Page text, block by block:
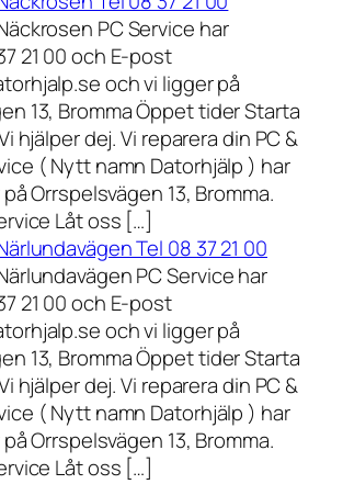
PC Service har
21 00 och E-post
och vi ligger på
13, Bromma Öppet tider Starta
hjälper dej. Vi reparera din PC &
( Nytt namn Datorhjälp ) har
Orrspelsvägen 13, Bromma.
Låt oss […]
Tel 08 37 21 00
PC Service har
21 00 och E-post
och vi ligger på
13, Bromma Öppet tider Starta
hjälper dej. Vi reparera din PC &
( Nytt namn Datorhjälp ) har
Orrspelsvägen 13, Bromma.
Låt oss […]